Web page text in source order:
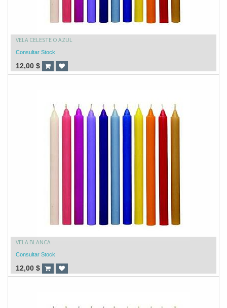
VELA CELESTE O AZUL
Consultar Stock
12,00 $
VELA BLANCA
Consultar Stock
12,00 $